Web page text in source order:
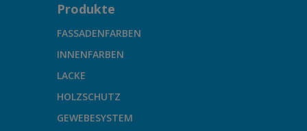
Produkte
FASSADENFARBEN
INNENFARBEN
LACKE
HOLZSCHUTZ
GEWEBESYSTEM